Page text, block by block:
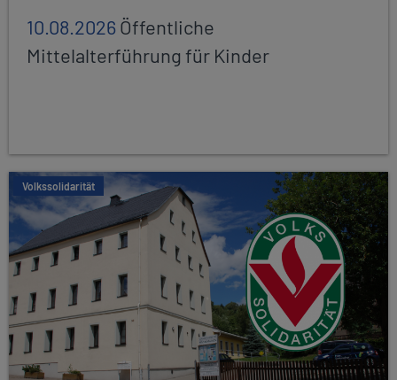
10.08.2026Öffentliche
Mittelalterführung für Kinder
Volkssolidarität